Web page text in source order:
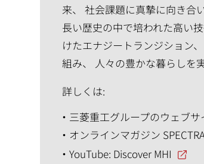
来、 社会課題に真摯に向き合
長い歴史の中で培われた高い
けたエナジートランジション
組み、 人々の豊かな暮らしを
詳しくは:
三菱重工グループのウェブサ
オンラインマガジン
YouTube: Discover MHI